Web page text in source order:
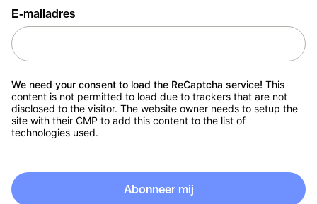
E-mailadres
We need your consent to load the ReCaptcha service! This
content is not permitted to load due to trackers that are not
disclosed to the visitor. The website owner needs to setup the
site with their CMP to add this content to the list of
technologies used.
Abonneer mij